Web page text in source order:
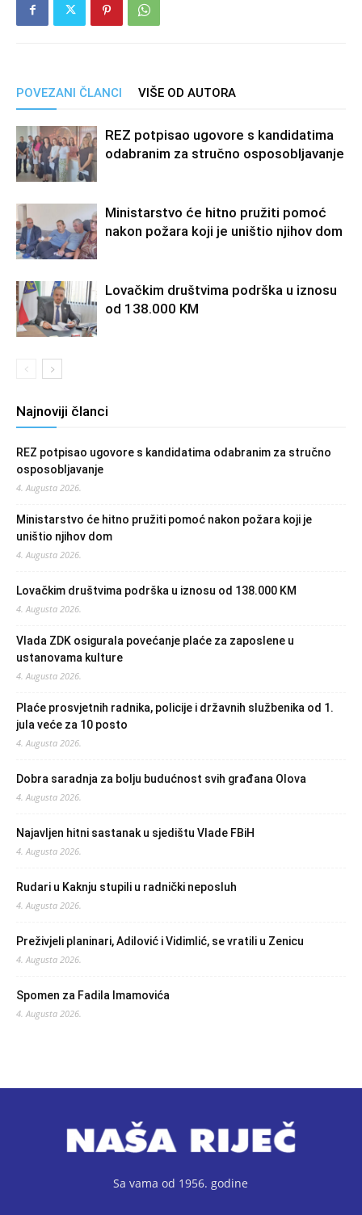
POVEZANI ČLANCI VIŠE OD AUTORA
REZ potpisao ugovore s kandidatima
odabranim za stručno osposobljavanje
Ministarstvo će hitno pružiti pomoć
nakon požara koji je uništio njihov dom
Lovačkim društvima podrška u iznosu
od 138.000 KM
Najnoviji članci
REZ potpisao ugovore s kandidatima odabranim za stručno
osposobljavanje
4. Augusta 2026.
Ministarstvo će hitno pružiti pomoć nakon požara koji je
uništio njihov dom
4. Augusta 2026.
Lovačkim društvima podrška u iznosu od 138.000 KM
4. Augusta 2026.
Vlada ZDK osigurala povećanje plaće za zaposlene u
ustanovama kulture
4. Augusta 2026.
Plaće prosvjetnih radnika, policije i državnih službenika od 1.
jula veće za 10 posto
4. Augusta 2026.
Dobra saradnja za bolju budućnost svih građana Olova
4. Augusta 2026.
Najavljen hitni sastanak u sjedištu Vlade FBiH
4. Augusta 2026.
Rudari u Kaknju stupili u radnički neposluh
4. Augusta 2026.
Preživjeli planinari, Adilović i Vidimlić, se vratili u Zenicu
4. Augusta 2026.
Spomen za Fadila Imamovića
4. Augusta 2026.
Sa vama od 1956. godine